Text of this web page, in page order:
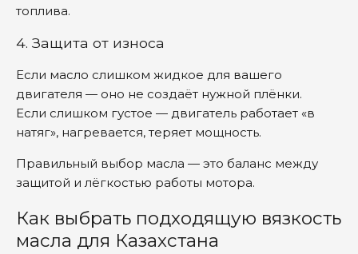
топлива.
4. Защита от износа
Если масло слишком жидкое для вашего
двигателя — оно не создаёт нужной плёнки.
Если слишком густое — двигатель работает «в
натяг», нагревается, теряет мощность.
Правильный выбор масла — это баланс между
защитой и лёгкостью работы мотора.
Как выбрать подходящую вязкость
масла для Казахстана